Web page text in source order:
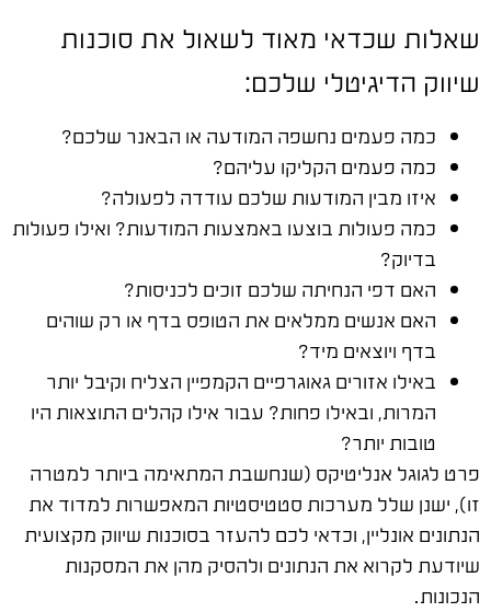
שאלות שכדאי מאוד לשאול את סוכנות
שיווק הדיגיטלי שלכם:
כמה פעמים נחשפה המודעה או הבאנר שלכם?
כמה פעמים הקליקו עליהם?
איזו מבין המודעות שלכם עודדה לפעולה?
כמה פעולות בוצעו באמצעות המודעות? ואילו פעולות
בדיוק?
האם דפי הנחיתה שלכם זוכים לכניסות?
האם אנשים ממלאים את הטופס בדף או רק שוהים
בדף ויוצאים מיד?
באילו אזורים גאוגרפיים הקמפיין הצליח וקיבל יותר
המרות, ובאילו פחות? עבור אילו קהלים התוצאות היו
טובות יותר?
פרט לגוגל אנליטיקס (שנחשבת המתאימה ביותר למטרה
זו), ישנן שלל מערכות סטטיסטיות המאפשרות למדוד את
הנתונים אונליין, וכדאי לכם להעזר בסוכנות שיווק מקצועית
שיודעת לקרוא את הנתונים ולהסיק מהן את המסקנות
הנכונות.